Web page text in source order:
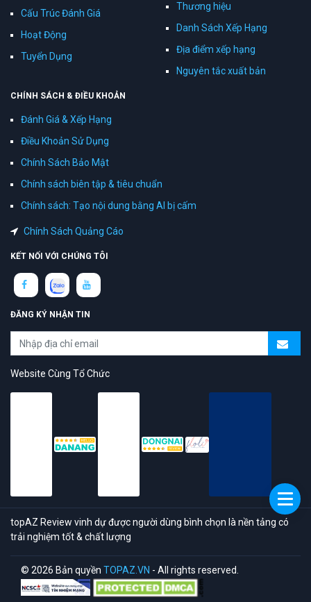
Cấu Trúc Đánh Giá
Hoạt Động
Tuyển Dụng
Thương hiệu
Danh Sách Xếp Hạng
Địa điểm xếp hạng
Nguyên tắc xuất bản
CHÍNH SÁCH & ĐIỀU KHOẢN
Đánh Giá & Xếp Hạng
Điều Khoản Sử Dụng
Chính Sách Bảo Mật
Chính sách biên tập & tiêu chuẩn
Chính sách: Tạo nội dung bằng AI bị cấm
Chính Sách Quảng Cáo
KẾT NỐI VỚI CHÚNG TÔI
ĐĂNG KÝ NHẬN TIN
Website Cùng Tổ Chức
topAZ Review vinh dự được người dùng bình chọn là nền tảng có
trải nghiệm tốt & chất lượng